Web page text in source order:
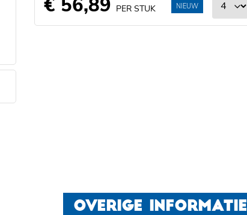
€ 56,89 PER STUK NIEUW
OVERIGE INFORMATIE